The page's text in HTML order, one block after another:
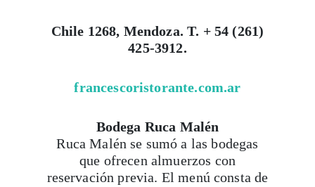
Chile 1268, Mendoza. T. + 54 (261)
425-3912.
francescoristorante.com.ar
Bodega Ruca Malén
Ruca Malén se sumó a las bodegas
que ofrecen almuerzos con
reservación previa. El menú consta de